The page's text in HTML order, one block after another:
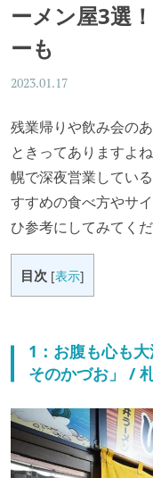
ーメン屋3選
ーも
2023.01.17
残業帰りや飲み会の
ときってありますよ
幌で深夜営業してい
すすめの食べ方やサ
ひ参考にしてみてくだ
目次 [表示]
1：お腹も心も
そのかづお」 /